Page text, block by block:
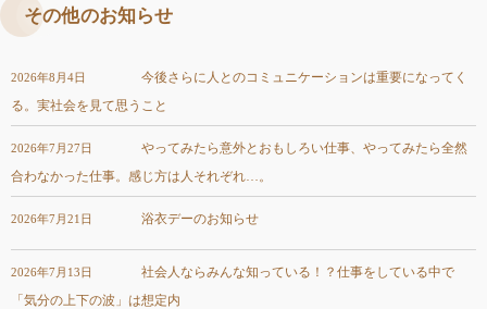
その他のお知らせ
2026年8月4日
今後さらに人とのコミュニケーションは重要になってく
る。実社会を見て思うこと
2026年7月27日
やってみたら意外とおもしろい仕事、やってみたら全然
合わなかった仕事。感じ方は人それぞれ…。
2026年7月21日 浴衣デーのお知らせ
2026年7月13日
社会人ならみんな知っている！？仕事をしている中で
「気分の上下の波」は想定内